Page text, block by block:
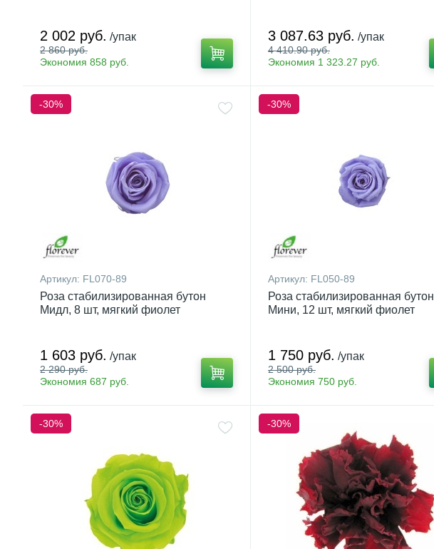
2 002 руб. /упак
2 860 руб.
Экономия 858 руб.
3 087.63 руб. /упак
4 410.90 руб.
Экономия 1 323.27 руб.
-30%
Артикул: FL070-89
Роза стабилизированная бутон
Мидл, 8 шт, мягкий фиолет
1 603 руб. /упак
2 290 руб.
Экономия 687 руб.
-30%
Артикул: FL050-89
Роза стабилизированная бутон
Мини, 12 шт, мягкий фиолет
1 750 руб. /упак
2 500 руб.
Экономия 750 руб.
-30% -30%